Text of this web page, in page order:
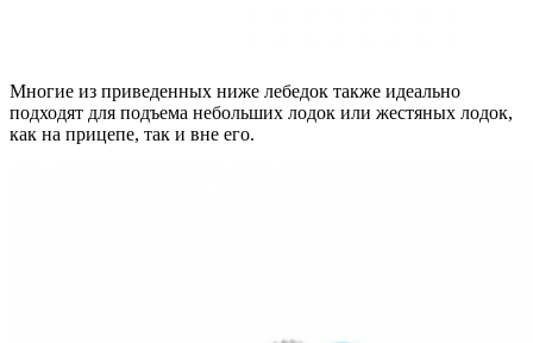
Многие из приведенных ниже лебедок также идеально
подходят для подъема небольших лодок или жестяных лодок,
как на прицепе, так и вне его.